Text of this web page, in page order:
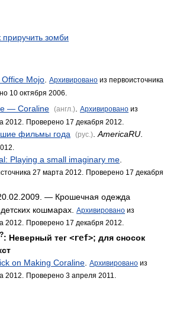
зомби
Office Mojo Архивировано из первоисточника
10 октября 2006.
— Coraline (англ.) Архивировано из
2012.
Проверено 17 декабря 2012.
фильмы года (рус.) AmericaRU
Playing a small imaginary me
27 марта 2012.
Проверено 17 декабря
20.02.2009. — Крошечная одежда
кошмарах.
Архивировано из
2012.
Проверено 17 декабря 2012.
?: Неверный тег <ref>; для сносок
on Making Coraline Архивировано из
2012.
Проверено 3 апреля 2011.